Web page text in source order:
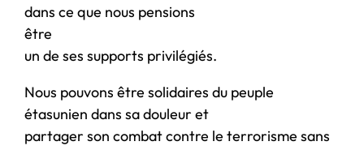
dans ce que nous pensions
être
un de ses supports privilégiés.
Nous pouvons être solidaires du peuple
étasunien dans sa douleur et
partager son combat contre le terrorisme sans